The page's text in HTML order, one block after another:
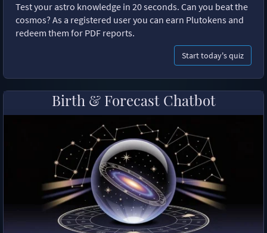
Test your astro knowledge in 20 seconds. Can you beat the
cosmos? As a registered user you can earn Plutokens and
redeem them for PDF reports.
Start today's quiz
Birth & Forecast Chatbot